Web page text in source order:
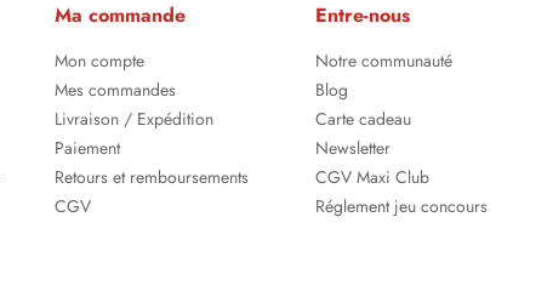
Ma commande
Mon compte
Mes commandes
Livraison / Expédition
Paiement
Retours et remboursements
CGV
Entre-nous
Notre communauté
Blog
Carte cadeau
Newsletter
CGV Maxi Club
Réglement jeu concours